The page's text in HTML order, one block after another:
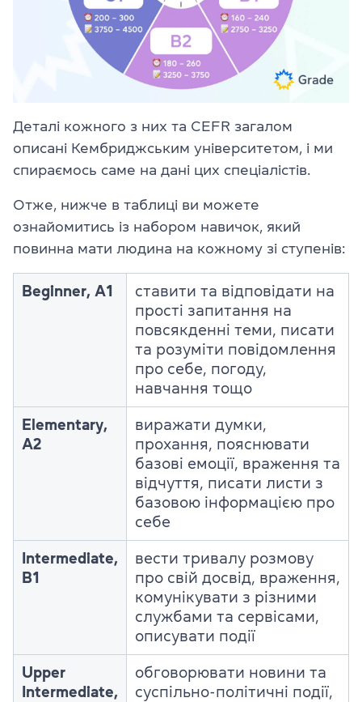
Деталі кожного з них та CEFR загалом
описані Кембриджським університетом, і ми
спираємось саме на дані цих спеціалістів.
Отже, нижче в таблиці ви можете
ознайомитись із набором навичок, який
повинна мати людина на кожному зі ступенів:
Beginner, A1
ставити та відповідати на
прості запитання на
повсякденні теми, писати
та розуміти повідомлення
про себе, погоду,
навчання тощо
Elementary,
A2
виражати думки,
прохання, пояснювати
базові емоції, враження та
відчуття, писати листи з
базовою інформацією про
себе
Intermediate,
B1
вести тривалу розмову
про свій досвід, враження,
комунікувати з різними
службами та сервісами,
описувати події
Upper
Intermediate,
обговорювати новини та
суспільно-політичні події,